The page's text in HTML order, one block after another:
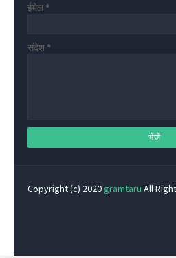
ईमेल *
संदेश *
Copyright (c) 2020 gramtaru All